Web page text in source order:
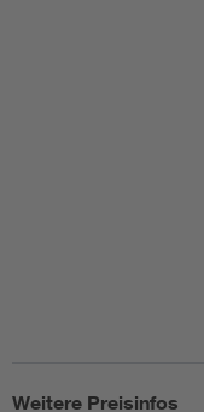
Weitere Preisinfos